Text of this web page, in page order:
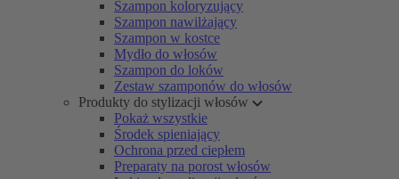
Szampon koloryzujący
Szampon nawilżający
Szampon w kostce
Mydło do włosów
Szampon do loków
Zestaw szamponów do włosów
Produkty do stylizacji włosów
Pokaż wszystkie
Środek spieniający
Ochrona przed ciepłem
Preparaty na porost włosów